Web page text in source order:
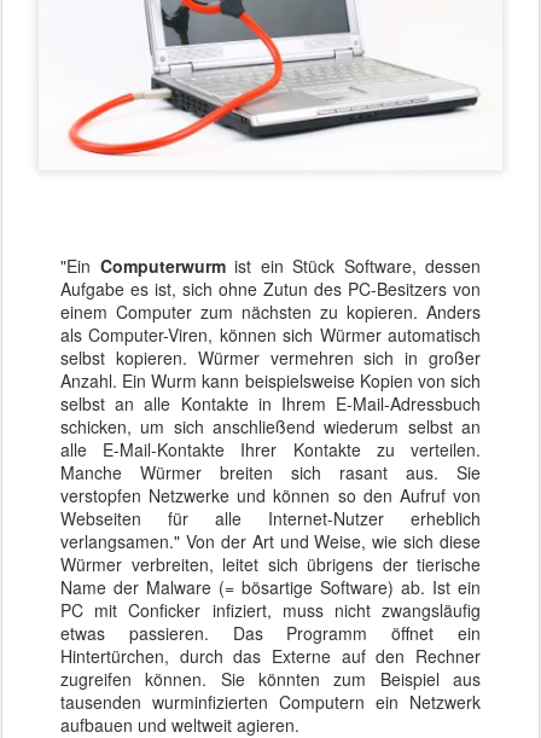
"Ein Computerwurmist ein Stück Software, dessen
Aufgabe es ist, sich ohne Zutun des PC-Besitzers von
einem Computer zum nächsten zu kopieren. Anders
als Computer-Viren, können sich Würmer automatisch
selbst kopieren. Würmer vermehren sich in großer
Anzahl. Ein Wurm kann beispielsweise Kopien von sich
selbst an alle Kontakte in Ihrem E-Mail-Adressbuch
schicken, um sich anschließend wiederum selbst an
alle E-Mail-Kontakte Ihrer Kontakte zu verteilen.
Manche Würmer breiten sich rasant aus. Sie
verstopfen Netzwerke und können so den Aufruf von
Webseiten für alle Internet-Nutzer erheblich
verlangsamen." Von der Art und Weise, wie sich diese
Würmer verbreiten, leitet sich übrigens der tierische
Name der Malware (= bösartige Software) ab. Ist ein
PC mit Conficker infiziert, muss nicht zwangsläufig
etwas passieren. Das Programm öffnet ein
Hintertürchen, durch das Externe auf den Rechner
zugreifen können. Sie könnten zum Beispiel aus
tausenden wurminfizierten Computern ein Netzwerk
aufbauen und weltweit agieren.